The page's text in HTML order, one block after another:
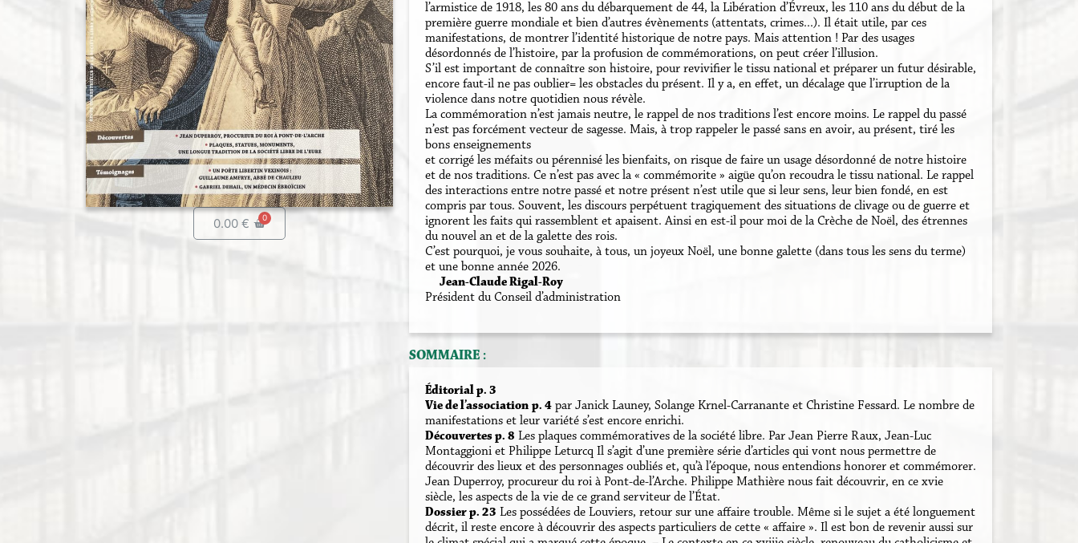
0.00 €
l’armistice de 1918, les 80 ans du débarquement de 44, la Libération d’Évreux, les 110 ans du début de la
première guerre mondiale et bien d’autres évènements (attentats, crimes...). Il était utile, par ces
manifestations, de montrer l’identité historique de notre pays. Mais attention ! Par des usages
désordonnés de l’histoire, par la profusion de commémorations, on peut créer l’illusion.
S’il est important de connaître son histoire, pour revivifier le tissu national et préparer un futur désirable,
encore faut-il ne pas oublier= les obstacles du présent. Il y a, en effet, un décalage que l’irruption de la
violence dans notre quotidien nous révèle.
La commémoration n’est jamais neutre, le rappel de nos traditions l’est encore moins. Le rappel du passé
n’est pas forcément vecteur de sagesse. Mais, à trop rappeler le passé sans en avoir, au présent, tiré les
bons enseignements
et corrigé les méfaits ou pérennisé les bienfaits, on risque de faire un usage désordonné de notre histoire
et de nos traditions. Ce n’est pas avec la « commémorite » aigüe qu’on recoudra le tissu national. Le rappel
des interactions entre notre passé et notre présent n’est utile que si leur sens, leur bien fondé, en est
compris par tous. Souvent, les discours perpétuent tragiquement des situations de clivage ou de guerre et
ignorent les faits qui rassemblent et apaisent. Ainsi en est-il pour moi de la Crèche de Noël, des étrennes
du nouvel an et de la galette des rois.
C’est pourquoi, je vous souhaite, à tous, un joyeux Noël, une bonne galette (dans tous les sens du terme)
et une bonne année 2026.
Jean-Claude Rigal-Roy
Président du Conseil d’administration
SOMMAIRE :
Éditorial p. 3
Vie de l’association p. 4par Janick Launey, Solange Krnel-Carranante et Christine Fessard. Le nombre de
manifestations et leur variété s’est encore enrichi.
Découvertes p. 8 Les plaques commémoratives de la société libre. Par Jean Pierre Raux, Jean-Luc
Montaggioni et Philippe Leturcq Il s’agit d’une première série d’articles qui vont nous permettre de
découvrir des lieux et des personnages oubliés et, qu’à l’époque, nous entendions honorer et commémorer.
Jean Duperroy, procureur du roi à Pont-de-l’Arche. Philippe Mathière nous fait découvrir, en ce xvie
siècle, les aspects de la vie de ce grand serviteur de l’État.
Dossier p. 23 Les possédées de Louviers, retour sur une affaire trouble. Même si le sujet a été longuement
décrit, il reste encore à découvrir des aspects particuliers de cette « affaire ». Il est bon de revenir aussi sur